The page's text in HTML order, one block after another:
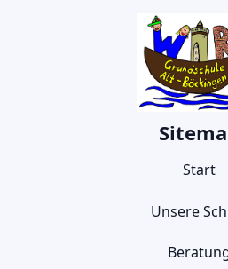
Start
Unsere